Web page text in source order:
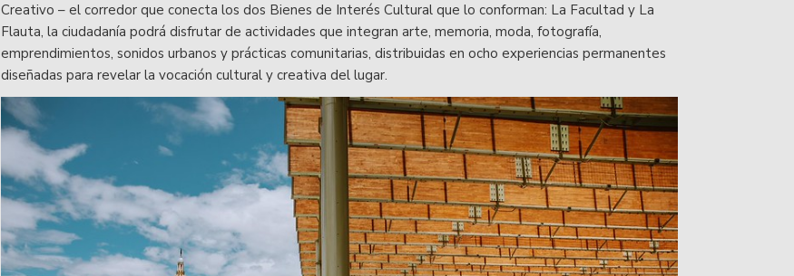
Creativo – el corredor que conecta los dos Bienes de Interés Cultural que lo conforman: La Facultad y La
Flauta, la ciudadanía podrá disfrutar de actividades que integran arte, memoria, moda, fotografía,
emprendimientos, sonidos urbanos y prácticas comunitarias, distribuidas en ocho experiencias permanentes
diseñadas para revelar la vocación cultural y creativa del lugar.